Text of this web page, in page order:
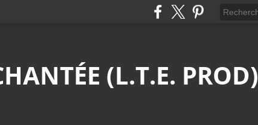
(L.T.E. PROD)